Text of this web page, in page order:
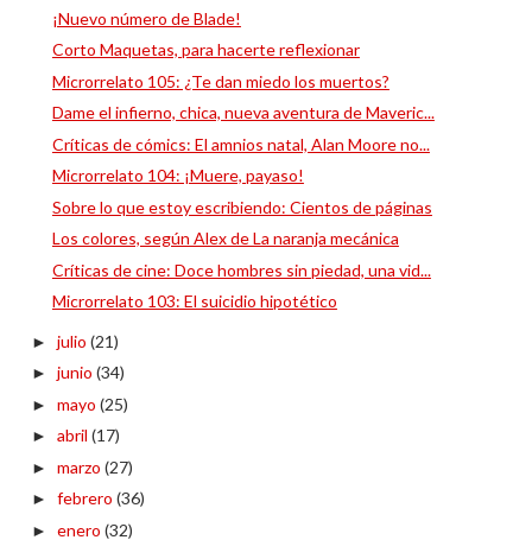
¡Nuevo número de Blade!
Corto Maquetas, para hacerte reflexionar
Microrrelato 105: ¿Te dan miedo los muertos?
Dame el infierno, chica, nueva aventura de Maveric...
Críticas de cómics: El amnios natal, Alan Moore no...
Microrrelato 104: ¡Muere, payaso!
Sobre lo que estoy escribiendo: Cientos de páginas
Los colores, según Alex de La naranja mecánica
Críticas de cine: Doce hombres sin piedad, una vid...
Microrrelato 103: El suicidio hipotético
► julio (21)
► junio (34)
► mayo (25)
► abril (17)
► marzo (27)
► febrero (36)
► enero (32)